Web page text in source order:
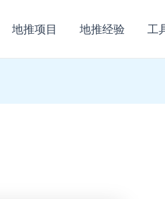
地推项目 地推经验 工